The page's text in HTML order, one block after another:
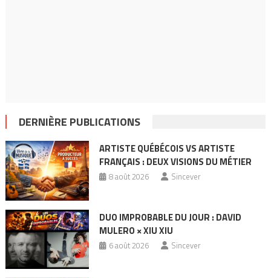
DERNIÈRE PUBLICATIONS
ARTISTE QUÉBÉCOIS VS ARTISTE
FRANÇAIS : DEUX VISIONS DU MÉTIER
8 août 2026 Sincever
DUO IMPROBABLE DU JOUR : DAVID
MULERO × XIU XIU
6 août 2026 Sincever